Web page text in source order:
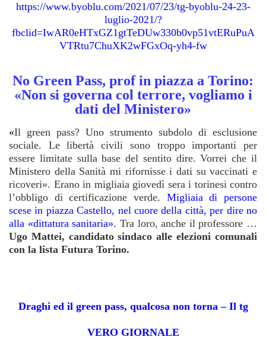
https://www.byoblu.com/2021/07/23/tg-byoblu-24-23-
luglio-2021/?
fbclid=IwAR0eHTxGZ1gtTeDUw330b0vp51vtERuPuA
VTRtu7ChuXK2wFGxOq-yh4-fw
No Green Pass, prof in piazza a Torino:
«Non si governa col terrore, vogliamo i
dati del Ministero»
«Il green pass? Uno strumento subdolo di esclusione
sociale. Le libertà civili sono troppo importanti per
essere limitate sulla base del sentito dire. Vorrei che il
Ministero della Sanità mi rifornisse i dati su vaccinati e
ricoveri». Erano in migliaia giovedì sera i torinesi contro
l’obbligo di certificazione verde. Migliaia di persone
scese in piazza Castello, nel cuore della città, per dire no
alla «dittatura sanitaria». Tra loro, anche il professore …
Ugo Mattei, candidato sindaco alle elezioni comunali
con la lista Futura Torino.
Draghi ed il green pass, qualcosa non torna – Il tg
VERO GIORNALE